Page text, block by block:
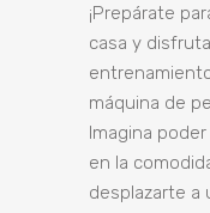
¡Prepárate
casa y
máquina de
Imagina
en la
desplazarte a